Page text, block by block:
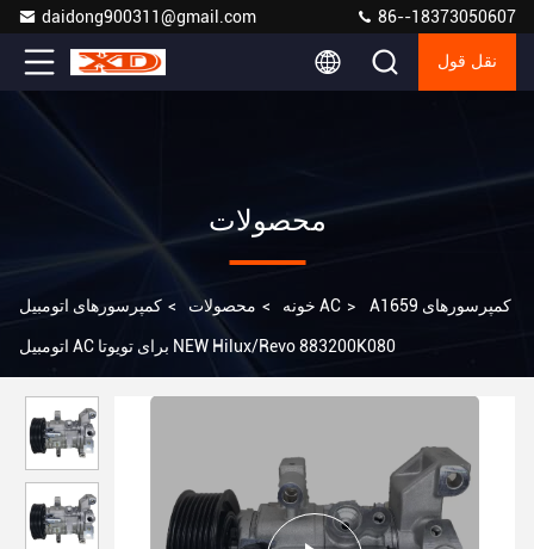
daidong900311@gmail.com 86--18373050607
نقل قول
محصولات
خونه > محصولات > کمپرسورهای اتومبیل AC > A1659 کمپرسورهای
اتومبیل AC برای تویوتا NEW Hilux/Revo 883200K080